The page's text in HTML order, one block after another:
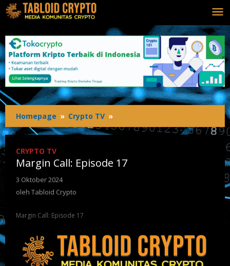
Homepage » Crypto TV »
CRYPTO TV
Margin Call: Episode 17
3 Oktober 2024
oleh Tabloid Crypto
Margin Call: Episode 17